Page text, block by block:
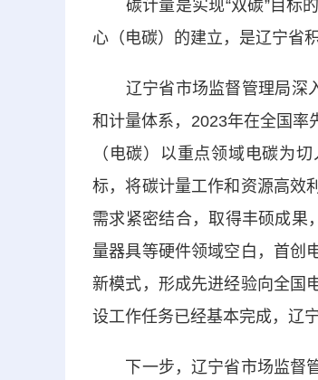
碳计量是实现“双碳”目标的
心（电碳）的建立，是辽宁省
辽宁省市场监督管理局深入
和计量体系，2023年在全国率
（电碳）以重点领域电碳为
标，将碳计量工作和资源高效
需求紧密结合，取得丰硕成果
量器具等硬件领域空白，首创
新模式，形成先进经验向全国
设工作任务已经基本完成，辽
下一步，辽宁省市场监督管